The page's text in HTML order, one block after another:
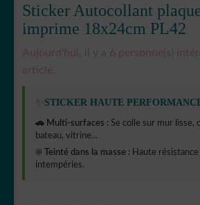
Sticker Autocollant
imprime 18x24cm PL42
Aujourd'hui, il y a 6 personne(s)
article.
STICKER HAUTE
🚗 Multi-surfaces : Se colle sur mur lisse,
bateau, vitrine...
☀️ Teinté dans la masse : Haute
intempéries.